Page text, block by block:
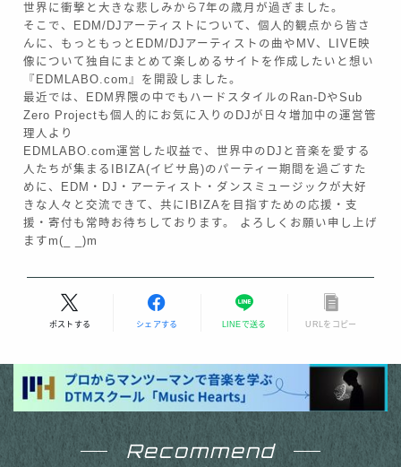
Follow Me
世界に衝撃と大きな悲しみから7年の歳月が過ぎました。
そこで、EDM/DJアーティストについて、個人的観点から皆さ
んに、もっともっとEDM/DJアーティストの曲やMV、LIVE映
像について独自にまとめて楽しめるサイトを作成したいと想い
『EDMLABO.com』を開設しました。
最近では、EDM界隈の中でもハードスタイルのRan-DやSub
Zero Projectも個人的にお気に入りのDJが日々増加中の運営管
理人より
EDMLABO.com運営した収益で、世界中のDJと音楽を愛する
人たちが集まるIBIZA(イビサ島)のパーティー期間を過ごすた
めに、EDM・DJ・アーティスト・ダンスミュージックが大好
きな人々と交流できて、共にIBIZAを目指すための応援・支
援・寄付も常時お待ちしております。 よろしくお願い申し上げ
ますm(_ _)m
ポストする シェアする LINEで送る URLをコピー
Recommend